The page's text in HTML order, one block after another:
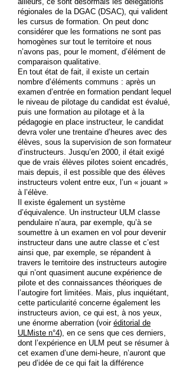
régionales de la DGAC (DSAC), qui valident
les cursus de formation. On peut donc
considérer que les formations ne sont pas
homogènes sur tout le territoire et nous
n’avons pas, pour le moment, d’élément de
comparaison qualitative.
En tout état de fait, il existe un certain
nombre d’éléments communs : après un
examen d’entrée en formation pendant lequel
le niveau de pilotage du candidat est évalué,
puis une formation au pilotage et à la
pédagogie en place instructeur, le candidat
devra voler une trentaine d’heures avec des
élèves, sous la supervision de son formateur
d’instructeurs. Jusqu’en 2000, il était exigé
que de vrais élèves pilotes soient encadrés,
mais depuis, il est possible que des élèves
instructeurs volent entre eux, l’un « jouant »
à l’élève.
Il existe également un système
d’équivalence. Un instructeur ULM classe
pendulaire n’aura, par exemple, qu’à se
soumettre à un examen en vol pour devenir
instructeur dans une autre classe et c’est
ainsi que, par exemple, se répandent à
travers le territoire des instructeurs autogire
qui n’ont quasiment aucune expérience de
pilote et des connaissances théoriques de
l’autogire fort limitées. Mais, plus inquiétant,
cette particularité concerne également les
instructeurs avion, ce qui est, à nos yeux,
une énorme aberration (voir éditorial de
ULMiste n°4), en ce sens que ces derniers,
dont l’expérience en ULM peut se résumer à
cet examen d’une demi-heure, n’auront que
peu d’idée de ce qui fait la différence